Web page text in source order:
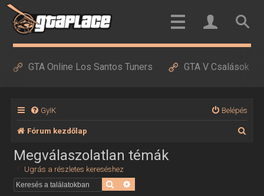
GTA Online Los Santos Tuners GTA V Csalások
GyIK Belépés
Fórum kezdőlap
Megválaszolatlan témák
Ugrás a részletes kereséshez
Keresés